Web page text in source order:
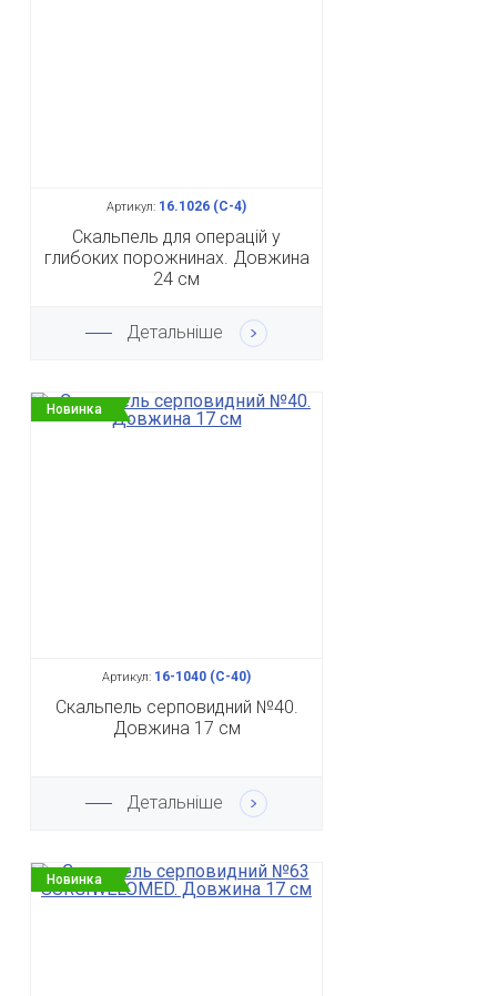
Артикул: 16.1026 (С-4)
Скальпель для операцій у
глибоких порожнинах. Довжина
24 см
Детальніше
Новинка
Артикул: 16-1040 (С-40)
Скальпель серповидний №40.
Довжина 17 см
Детальніше
Новинка